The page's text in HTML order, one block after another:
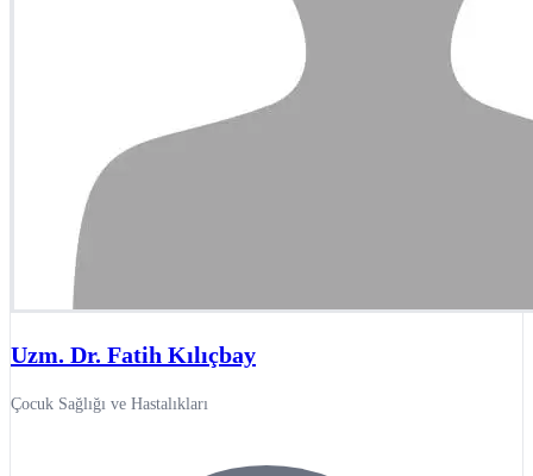
Uzm. Dr. Fatih Kılıçbay
Çocuk Sağlığı ve Hastalıkları